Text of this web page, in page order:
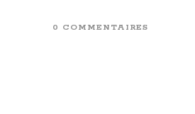
0 COMMENTAIRES